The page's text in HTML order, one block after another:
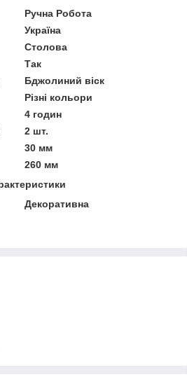
Ручна Робота
Україна
Столова
Так
Бджолиний віск
Різні кольори
4 годин
2 шт.
30 мм
260 мм
Декоративна